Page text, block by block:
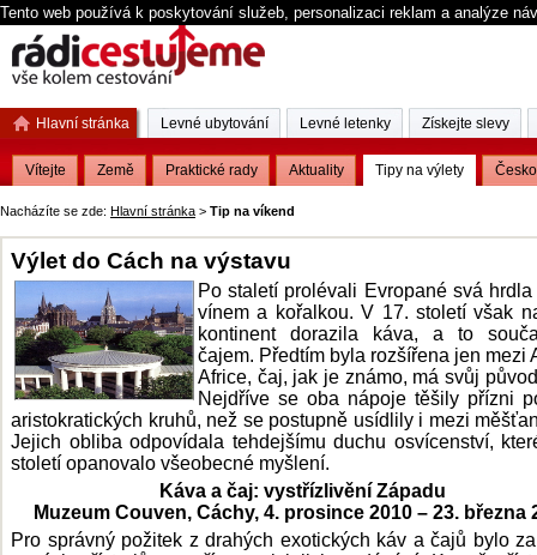
Tento web používá k poskytování služeb, personalizaci reklam a analýze
Nacházíte se zde: Hlavní stránka > Tip na víkend
Výlet do Cách na výstavu
Po staletí prolévali Evropané svá hrdla
vínem a kořalkou. V 17. století však
kontinent dorazila káva, a to
čajem. Předtím byla rozšířena jen mezi
Africe, čaj, jak je známo, má svůj
Nejdříve se oba nápoje těšily přízni
aristokratických kruhů, než se postupně usídlily i mezi
Jejich obliba odpovídala tehdejšímu duchu osvícenství,
století opanovalo všeobecné myšlení.
Káva a čaj: vystřízlivění Západu
Muzeum Couven, Cáchy, 4. prosince 2010 – 23. března
Pro správný požitek z drahých exotických káv a čajů bylo
Hlavní stránka
Vítejte Země Praktické rady Aktuality Tipy na výlety Česko
Levné ubytování Levné letenky Získejte slevy